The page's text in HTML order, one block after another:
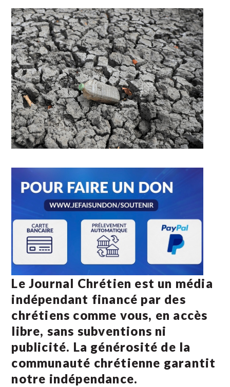
Le Journal Chrétien est un média
indépendant financé par des
chrétiens comme vous, en accès
libre, sans subventions ni
publicité. La générosité de la
communauté chrétienne garantit
notre indépendance.